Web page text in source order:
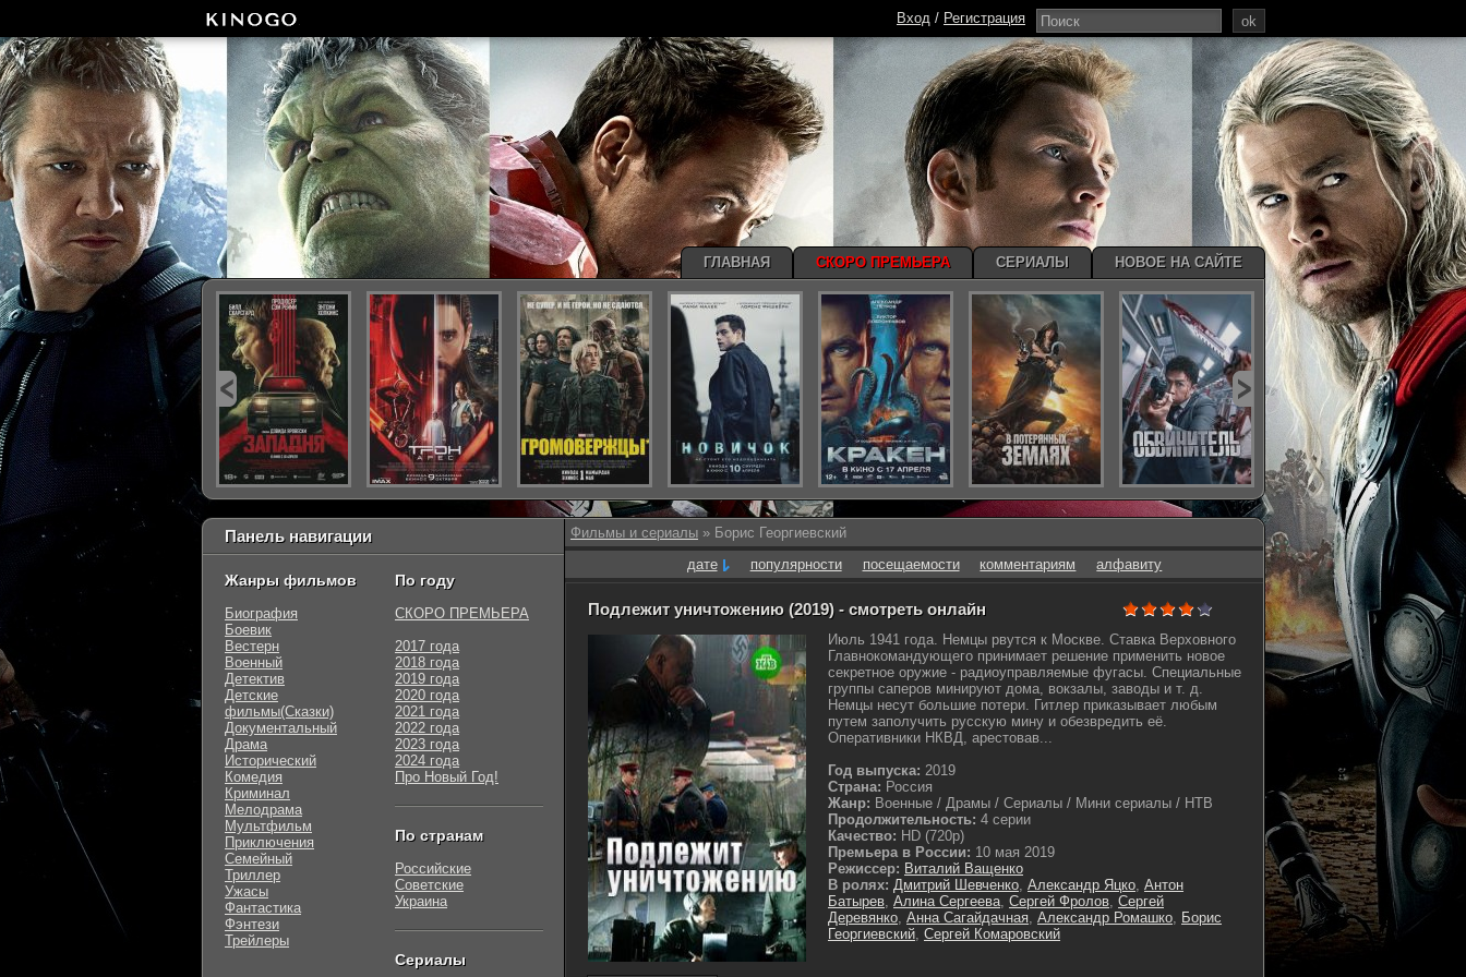
Фильмы и сериалы » Борис Георгиевский
дате
популярности посещаемости комментариям алфавиту
Подлежит уничтожению (2019) - смотреть онлайн
Июль 1941 года. Немцы рвутся к Москве. Ставка Верховного
Главнокомандующего принимает решение применить новое
секретное оружие - радиоуправляемые фугасы. Специальные
группы саперов минируют дома, вокзалы, заводы и т. д.
Немцы несут большие потери. Гитлер приказывает любым
путем заполучить русскую мину и обезвредить её.
Оперативники НКВД, арестовав...
Год выпуска: 2019
Страна: Россия
Жанр: Военные / Драмы / Сериалы / Мини сериалы / НТВ
Продолжительность: 4 серии
Качество: HD (720p)
Премьера в России: 10 мая 2019
Режиссер: Виталий Ващенко
В ролях: Дмитрий Шевченко, Александр Яцко, Антон
Батырев, Алина Сергеева, Сергей Фролов, Сергей
Деревянко, Анна Сагайдачная, Александр Ромашко, Борис
Георгиевский, Сергей Комаровский
Панель навигации
Жанры фильмов
Биография
Боевик
Вестерн
Военный
Детектив
Детские
фильмы(Сказки)
Документальный
Драма
Исторический
Комедия
Криминал
Мелодрама
Мультфильм
Приключения
Семейный
Триллер
Ужасы
Фантастика
Фэнтези
Трейлеры
По году
СКОРО ПРЕМЬЕРА
2017 года
2018 года
2019 года
2020 года
2021 года
2022 года
2023 года
2024 года
Про Новый Год!
По странам
Российские
Советские
Украина
Сериалы
ok
Вход / Регистрация
ГЛАВНАЯ СКОРО ПРЕМЬЕРА СЕРИАЛЫ НОВОЕ НА САЙТЕ